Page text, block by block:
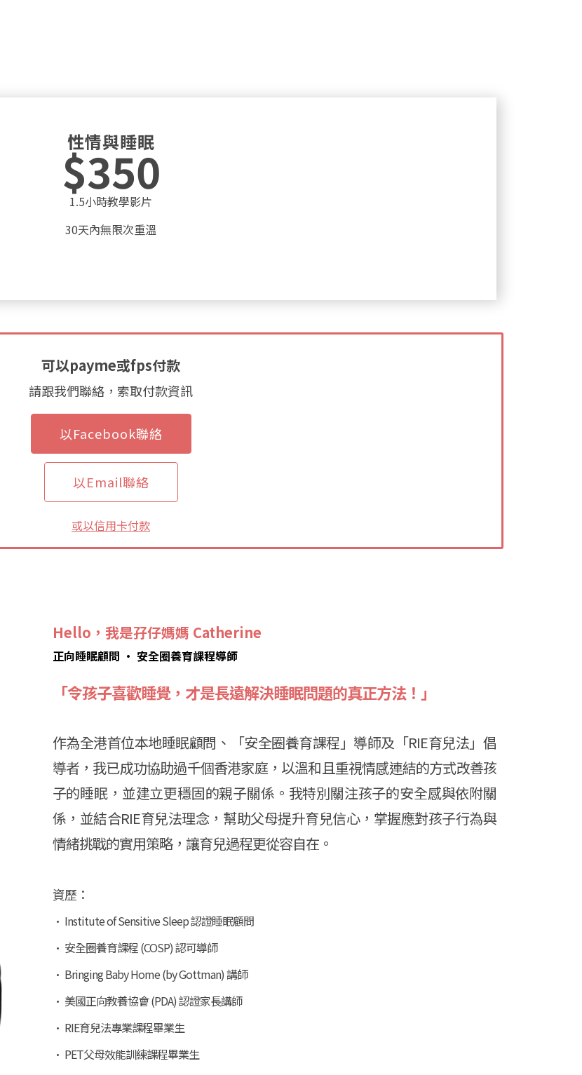
性情與睡眠
$350
1.5小時教學影片
30天內無限次重溫
可以payme或fps付款
請跟我們聯絡，索取付款資訊
以Facebook聯絡
以Email聯絡
或以信用卡付款
Hello，我是孖仔媽媽 Catherine
正向睡眠顧問 • 安全圈養育課程導師
「令孩子喜歡睡覺，才是長遠解決睡眠問題的真正方法！」
作為全港首位本地睡眠顧問、「安全圈養育課程」導師及「RIE育兒法」倡
導者，我已成功協助過千個香港家庭，以溫和且重視情感連結的方式改善孩
子的睡眠，並建立更穩固的親子關係。我特別關注孩子的安全感與依附關
係，並結合RIE育兒法理念，幫助父母提升育兒信心，掌握應對孩子行為與
情緒挑戰的實用策略，讓育兒過程更從容自在。
資歷：
• Institute of Sensitive Sleep 認證睡眠顧問
• 安全圈養育課程 (COSP) 認可導師
• Bringing Baby Home (by Gottman) 講師
• 美國正向教養協會 (PDA) 認證家長講師
• RIE育兒法專業課程畢業生
• PET父母效能訓練課程畢業生